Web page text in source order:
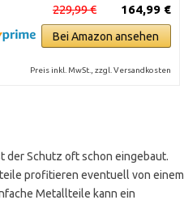
164,99 €
229,99 €
Bei Amazon ansehen
Preis inkl. MwSt., zzgl. Versandkosten
Schutz oft schon eingebaut.
profitieren eventuell von einem
Metallteile kann ein